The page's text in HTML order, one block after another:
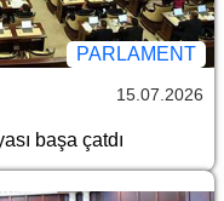
PARLAMENT
15.07.2026
başa çatdı